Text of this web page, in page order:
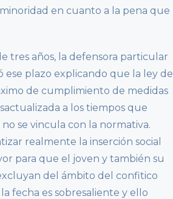
en cuanto a la pena que
tres años, la defensora particular
plazo explicando que la ley de
de cumplimiento de medidas
a los tiempos que
se vincula con la normativa.
realmente la inserción social
para que el joven y también su
del ámbito del confitico
fecha es sobresaliente y ello